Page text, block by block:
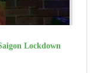
Lockdown